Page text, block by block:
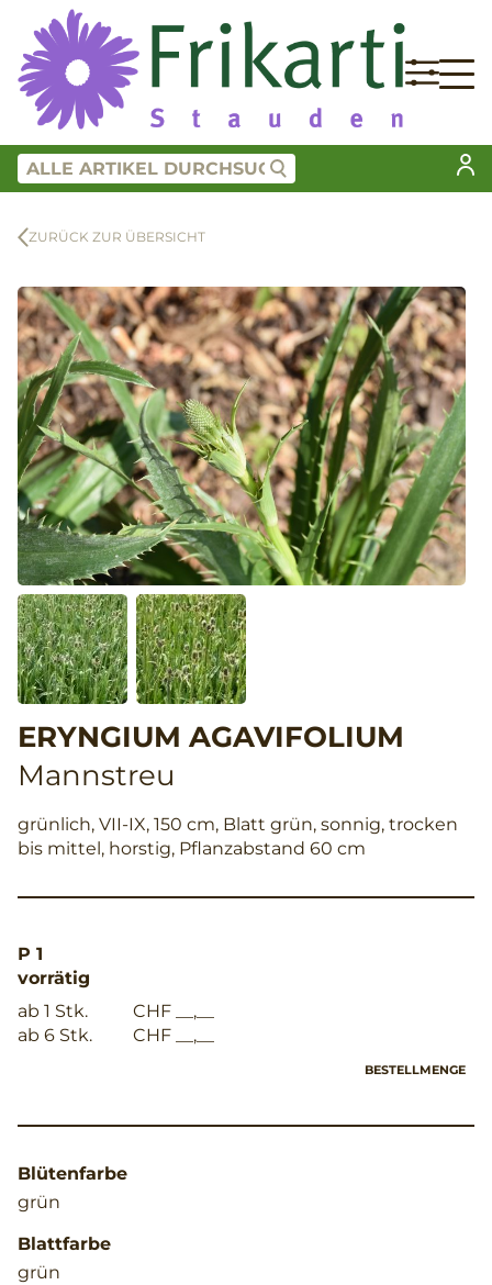
ZURÜCK ZUR ÜBERSICHT
ERYNGIUM AGAVIFOLIUM
Mannstreu
grünlich, VII-IX, 150 cm, Blatt grün, sonnig, trocken
bis mittel, horstig, Pflanzabstand 60 cm
P 1
vorrätig
ab 1 Stk.
CHF __,__
ab 6 Stk.
CHF __,__
BESTELLMENGE
Blütenfarbe
grün
Blattfarbe
grün